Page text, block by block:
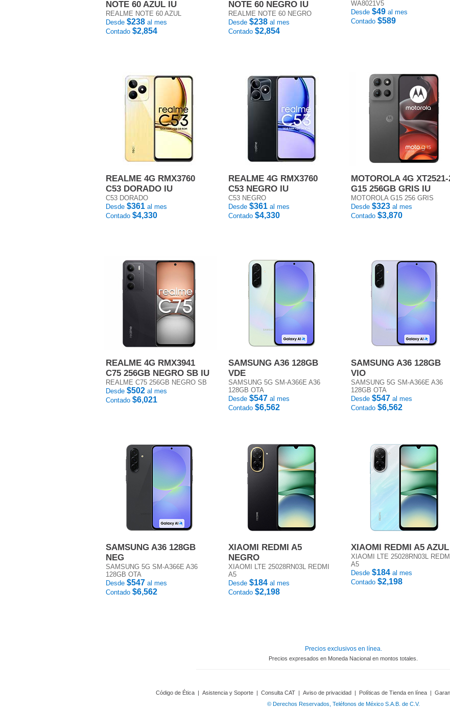
NOTE 60 AZUL IU
REALME NOTE 60 AZUL
Desde $238 al mes
Contado $2,854
NOTE 60 NEGRO IU
REALME NOTE 60 NEGRO
Desde $238 al mes
Contado $2,854
WA8021V5
Desde $49 al mes
Contado $589
REALME 4G RMX3760
C53 DORADO IU
C53 DORADO
Desde $361 al mes
Contado $4,330
REALME 4G RMX3760
C53 NEGRO IU
C53 NEGRO
Desde $361 al mes
Contado $4,330
MOTOROLA 4G XT2521-
G15 256GB GRIS IU
MOTOROLA G15 256 GRIS
Desde $323 al mes
Contado $3,870
REALME 4G RMX3941
C75 256GB NEGRO SB IU
REALME C75 256GB NEGRO SB
Desde $502 al mes
Contado $6,021
SAMSUNG A36 128GB
VDE
SAMSUNG 5G SM-A366E A36
128GB OTA
Desde $547 al mes
Contado $6,562
SAMSUNG A36 128GB
VIO
SAMSUNG 5G SM-A366E A36
128GB OTA
Desde $547 al mes
Contado $6,562
SAMSUNG A36 128GB
NEG
SAMSUNG 5G SM-A366E A36
128GB OTA
Desde $547 al mes
Contado $6,562
XIAOMI REDMI A5
NEGRO
XIAOMI LTE 25028RN03L REDMI
A5
Desde $184 al mes
Contado $2,198
XIAOMI REDMI A5 AZUL
XIAOMI LTE 25028RN03L REDMI
A5
Desde $184 al mes
Contado $2,198
Precios exclusivos en línea.
Precios expresados en Moneda Nacional en montos totales.
Código de Ética | Asistencia y Soporte | Consulta CAT | Aviso de privacidad | Políticas de Tienda en línea |
© Derechos Reservados, Teléfonos de México S.A.B. de C.V.